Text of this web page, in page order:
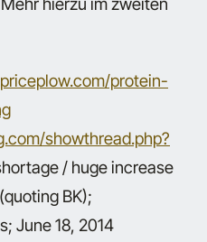
protein-
showthread.php?
/ huge increase
BK);
June 18, 2014